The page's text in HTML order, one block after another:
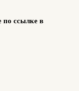
по ссылке в